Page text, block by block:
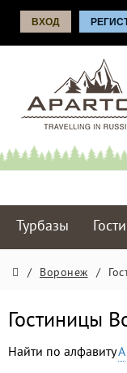
ВХОД
Турбазы
/ Воронеж /
Гостиницы
Найти по алфавитуА